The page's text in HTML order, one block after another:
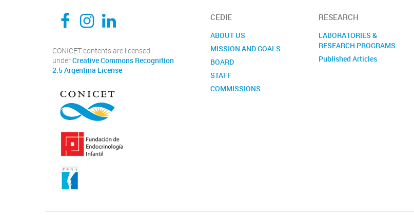
CEDIE, Centro de Investigaciones Endocrinológicas Dr. César Bergadá
CEDIE, Centro de Investigaciones Endocrinológicas Dr. César Bergadá
CEDIE, Centro de Investigaciones Endocrinológicas Dr. César Bergadá
CONICET contents are licensed
underCreative Commons Recognition
2.5 Argentina License
CEDIE
ABOUT US
MISSION AND GOALS
BOARD
STAFF
COMMISSIONS
RESEARCH
LABORATORIES &
RESEARCH PROGRAMS
Published Articles